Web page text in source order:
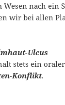
Wesen nach ein
wir bei allen
Ulcus
stets ein
Konflikt.